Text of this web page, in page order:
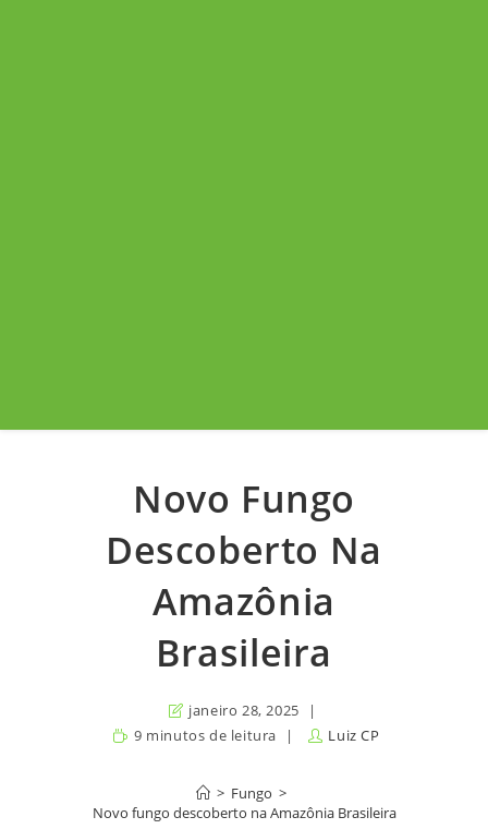
Novo Fungo
Descoberto Na
Amazônia
Brasileira
janeiro 28, 2025
9 minutos de leitura
Luiz CP
> Fungo >
Novo fungo descoberto na Amazônia Brasileira